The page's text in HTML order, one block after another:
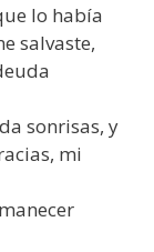
lo había
salvaste,
sonrisas, y
mi